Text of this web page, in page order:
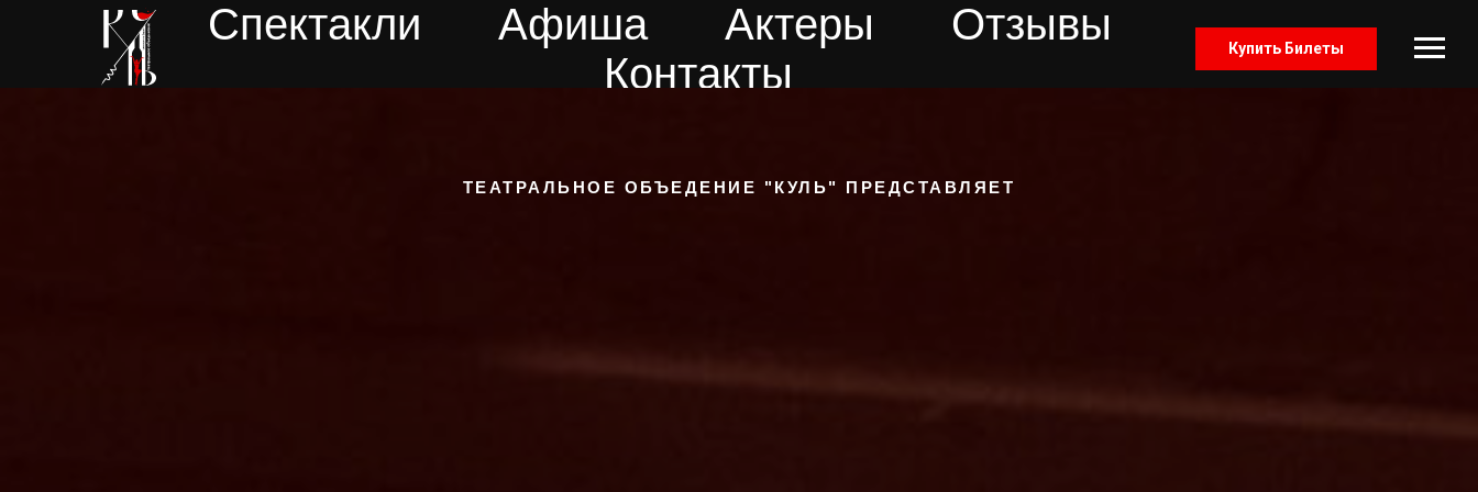
Спектакли Афиша Актеры
Отзывы
Контакты
Купить Билеты
ТЕАТРАЛЬНОЕ ОБЪЕДЕНИЕ "КУЛЬ" ПРЕДСТАВЛЯЕТ